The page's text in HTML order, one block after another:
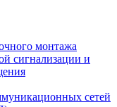
монтажа
сигнализации и
сетей